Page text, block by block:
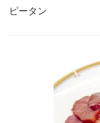
ピータン